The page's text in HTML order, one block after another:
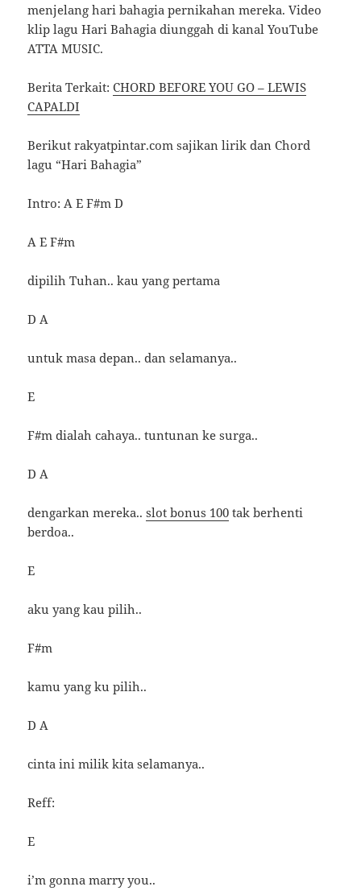
menjelang hari bahagia pernikahan mereka. Video
klip lagu Hari Bahagia diunggah di kanal YouTube
ATTA MUSIC.
Berita Terkait:CHORD BEFORE YOU GO – LEWIS
CAPALDI
Berikut rakyatpintar.com sajikan lirik dan Chord
lagu “Hari Bahagia”
Intro: A E F#m D
A E F#m
dipilih Tuhan.. kau yang pertama
D A
untuk masa depan.. dan selamanya..
E
F#m dialah cahaya.. tuntunan ke surga..
D A
dengarkan mereka..slot bonus 100 tak berhenti
berdoa..
E
aku yang kau pilih..
F#m
kamu yang ku pilih..
D A
cinta ini milik kita selamanya..
Reff:
E
i’m gonna marry you..